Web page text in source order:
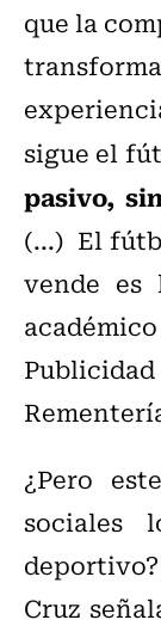
que la
sigue el
pasivo,
(...) El
vende es
¿Pero
sociales
Cruz